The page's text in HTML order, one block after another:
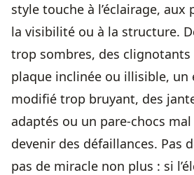
style touche à l’éclairage, aux
la visibilité ou à la structure.
trop sombres, des clignotants
plaque inclinée ou illisible, un
modifié trop bruyant, des
adaptés ou un pare-chocs
devenir des défaillances. Pas
pas de miracle non plus : si